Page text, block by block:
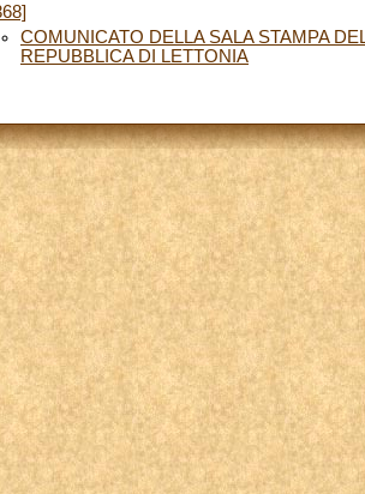
COMUNICATO DELLA SALA STAMPA
REPUBBLICA DI LETTONIA